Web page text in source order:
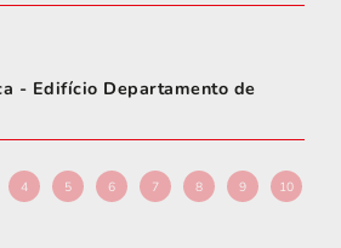
- Edifício Departamento de
4 5 6 7 8 9 10